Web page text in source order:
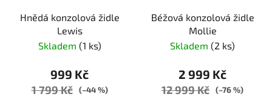
Hnědá konzolová židle
Lewis
Skladem (1 ks)
999 Kč
1 799 Kč (–44 %)
Béžová konzolová židle
Mollie
Skladem (2 ks)
2 999 Kč
12 999 Kč (–76 %)